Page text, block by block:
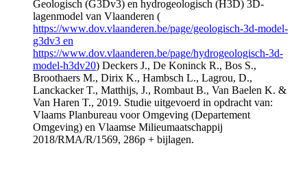
Geologisch (G3Dv3) en hydrogeologisch (H3D) 3D-
lagenmodel van Vlaanderen (
https://www.dov.vlaanderen.be/page/geologisch-3d-model-
g3dv3 en
https://www.dov.vlaanderen.be/page/hydrogeologisch-3d-
model-h3dv20) Deckers J., De Koninck R., Bos S.,
Broothaers M., Dirix K., Hambsch L., Lagrou, D.,
Lanckacker T., Matthijs, J., Rombaut B., Van Baelen K. &
Van Haren T., 2019. Studie uitgevoerd in opdracht van:
Vlaams Planbureau voor Omgeving (Departement
Omgeving) en Vlaamse Milieumaatschappij
2018/RMA/R/1569, 286p + bijlagen.